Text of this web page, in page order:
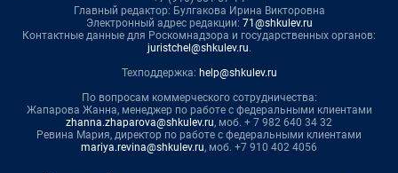
Главный редактор: Булгакова Ирина Викторовна
Электронный адрес редакции: 71@shkulev.ru
Контактные данные для Роскомнадзора и государственных органов:
juristchel@shkulev.ru.
Техподдержка: help@shkulev.ru
По вопросам коммерческого сотрудничества:
Жапарова Жанна, менеджер по работе с федеральными клиентами
zhanna.zhaparova@shkulev.ru, моб. + 7 982 640 34 32
Ревина Мария, директор по работе с федеральными клиентами
mariya.revina@shkulev.ru, моб. +7 910 402 4056